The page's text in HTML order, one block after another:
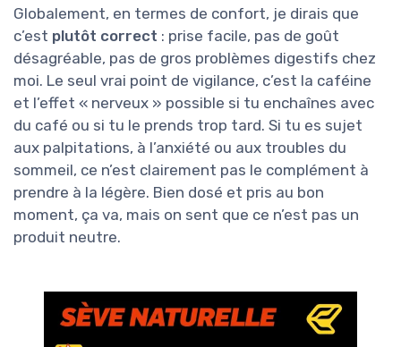
Globalement, en termes de confort, je dirais que
c’est plutôt correct : prise facile, pas de goût
désagréable, pas de gros problèmes digestifs chez
moi. Le seul vrai point de vigilance, c’est la caféine
et l’effet « nerveux » possible si tu enchaînes avec
du café ou si tu le prends trop tard. Si tu es sujet
aux palpitations, à l’anxiété ou aux troubles du
sommeil, ce n’est clairement pas le complément à
prendre à la légère. Bien dosé et pris au bon
moment, ça va, mais on sent que ce n’est pas un
produit neutre.